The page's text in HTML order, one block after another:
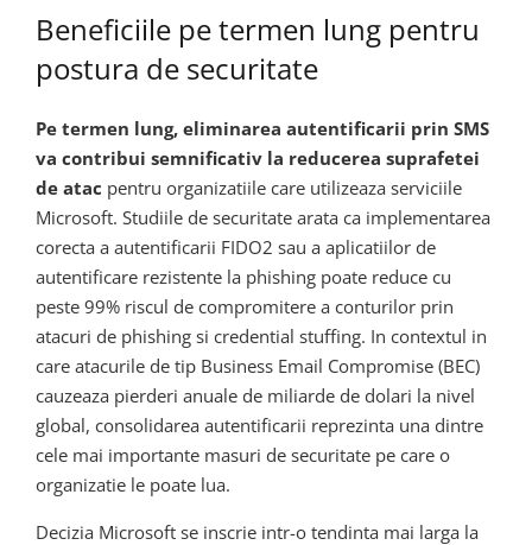
Beneficiile pe termen lung pentru
postura de securitate
Pe termen lung, eliminarea autentificarii prin SMS
va contribui semnificativ la reducerea suprafetei
de atac pentru organizatiile care utilizeaza serviciile
Microsoft. Studiile de securitate arata ca implementarea
corecta a autentificarii FIDO2 sau a aplicatiilor de
autentificare rezistente la phishing poate reduce cu
peste 99% riscul de compromitere a conturilor prin
atacuri de phishing si credential stuffing. In contextul in
care atacurile de tip Business Email Compromise (BEC)
cauzeaza pierderi anuale de miliarde de dolari la nivel
global, consolidarea autentificarii reprezinta una dintre
cele mai importante masuri de securitate pe care o
organizatie le poate lua.
Decizia Microsoft se inscrie intr-o tendinta mai larga la